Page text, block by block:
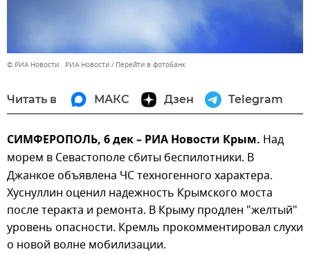
© РИА Новости . РИА Новости Перейти в фотобанк
Читать в МАКС Дзен Telegram
СИМФЕРОПОЛЬ, 6 дек – РИА Новости Крым. Над
морем в Севастополе сбиты беспилотники. В
Джанкое объявлена ЧС техногенного характера.
Хуснуллин оценил надежность Крымского моста
после теракта и ремонта. В Крыму продлен "желтый"
уровень опасности. Кремль прокомментировал слухи
о новой волне мобилизации.